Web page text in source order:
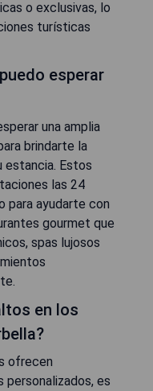
o exclusivas, lo
turísticas
esperar
una amplia
brindarte la
estancia. Estos
las 24
para ayudarte con
gourmet que
spas lujosos
en los
ofrecen
personalizados, es